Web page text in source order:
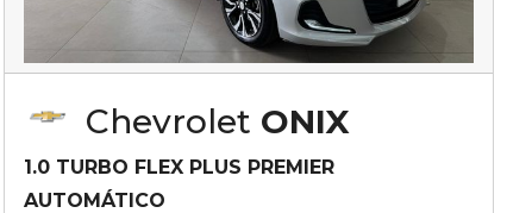
Chevrolet ONIX
1.0 TURBO FLEX PLUS PREMIER
AUTOMÁTICO